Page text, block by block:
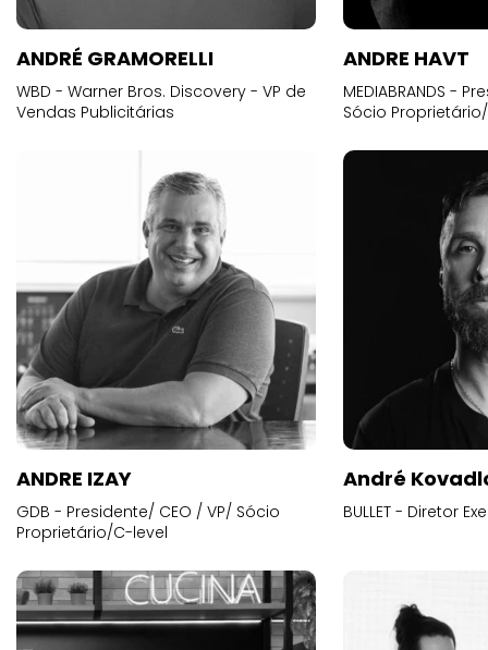
ANDRÉ GRAMORELLI
WBD - Warner Bros. Discovery - VP de
Vendas Publicitárias
ANDRE HAVT
MEDIABRANDS -
Sócio
ANDRE IZAY
GDB - Presidente/ CEO / VP/ Sócio
Proprietário/C-level
André
BULLET - Diretor